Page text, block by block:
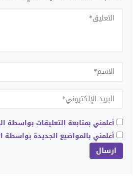
أعلمني بمتابعة التعليقات بواسطة
أعلمني بالمواضيع الجديدة بواسطة